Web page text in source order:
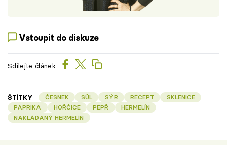
Vstoupit do diskuze
Sdílejte článek
ŠTÍTKY ČESNEK SŮL SÝR RECEPT
SKLENICE
PAPRIKA
HOŘČICE PEPŘ
HERMELÍN
NAKLÁDANÝ HERMELÍN